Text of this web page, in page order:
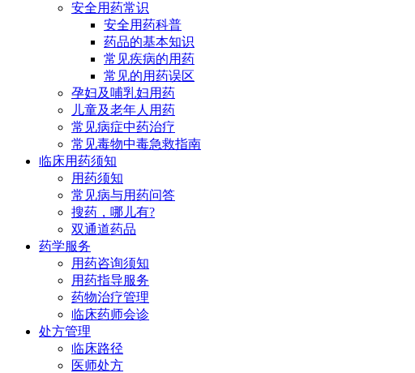
安全用药常识
安全用药科普
药品的基本知识
常见疾病的用药
常见的用药误区
孕妇及哺乳妇用药
儿童及老年人用药
常见病症中药治疗
常见毒物中毒急救指南
临床用药须知
用药须知
常见病与用药问答
搜药，哪儿有?
双通道药品
药学服务
用药咨询须知
用药指导服务
药物治疗管理
临床药师会诊
处方管理
临床路径
医师处方